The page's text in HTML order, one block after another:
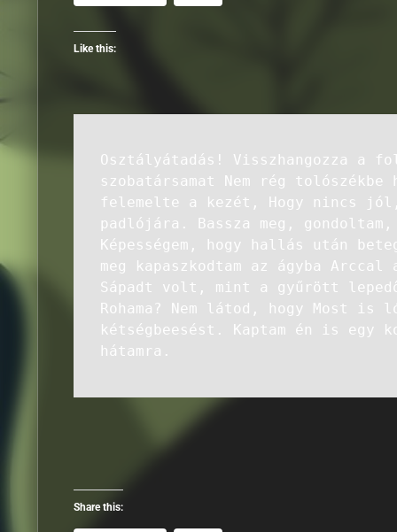
Like this:
Osztályátadás! Visszhangozza a
szobatársamat Nem rég
felemelte a kezét, Hogy nincs
padlójára. Bassza meg,
Képességem, hogy hallás után
meg kapaszkodtam az ágyba
Sápadt volt, mint a gyűrött
Rohama? Nem látod, hogy Most
kétségbeesést. Kaptam én is egy
hátamra.
Share this: